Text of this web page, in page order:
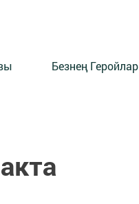
Безнең Геройлар